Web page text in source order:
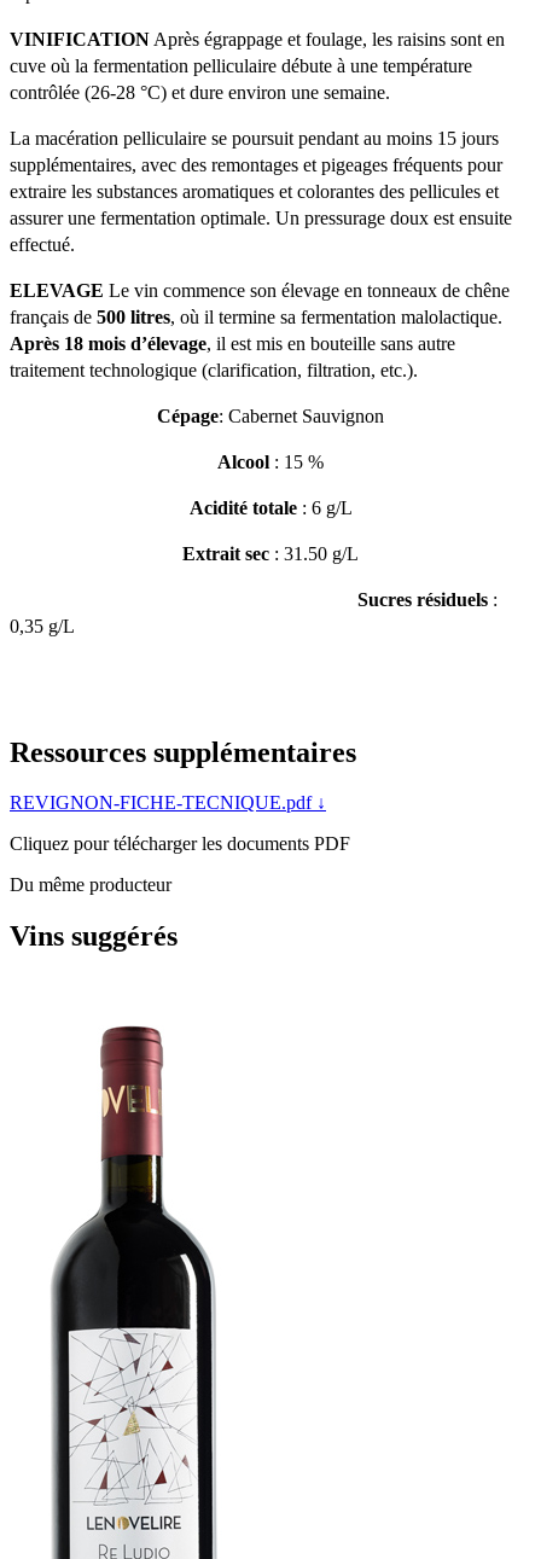
VINIFICATION Après égrappage et foulage, les raisins sont en
cuve où la fermentation pelliculaire débute à une température
contrôlée (26-28 °C) et dure environ une semaine.
La macération pelliculaire se poursuit pendant au moins 15 jours
supplémentaires, avec des remontages et pigeages fréquents pour
extraire les substances aromatiques et colorantes des pellicules et
assurer une fermentation optimale. Un pressurage doux est ensuite
effectué.
ELEVAGE Le vin commence son élevage en tonneaux de chêne
français de 500 litres
Après 18 mois d’élevage, il est mis en bouteille sans autre
traitement technologique (clarification, filtration, etc.).
Cépage: Cabernet Sauvignon
Alcool : 15 %
Acidité totale : 6 g/L
Extrait sec : 31.50 g/L
Sucres résiduels :
0,35 g/L
Ressources supplémentaires
REVIGNON-FICHE-TECNIQUE.pdf ↓
Cliquez pour télécharger les documents PDF
Du même producteur
Vins suggérés